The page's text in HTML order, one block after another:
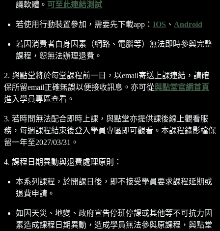
議軟體。 可至此連結測試
若使用行動裝置參加，需要先下載app： IOS 、 Android
若因消費者自身因素（網路、電腦等）無法即時參與完整
課程，恕無法辦理退費。
2. 與點堂將於每堂課程前一日，以email寄送上課連結，請確
保所留email正確無誤以便接收訊息。亦可從與點堂官網首頁
進入學員專區查看。
3. 若時間無法配合即時上課，與點堂亦提供課後線上觀看服
務，每週課程結束後登入學員專區即可觀看。本課程錄影檔保
留一年至2027/03/31。
4. 課程日期異動與退費處理原則：
本系列課程，於開課日後，即不接受學員要求課程延期或
退費申請。
如因天災、地變、政府宣告停班停課或其他等不可抗力因
素造成課程日期異動，造成學員無法參與原課程，與點堂